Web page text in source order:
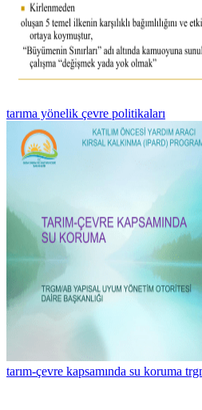
tarıma yönelik çevre politikaları
tarım-çevre kapsamında su koruma